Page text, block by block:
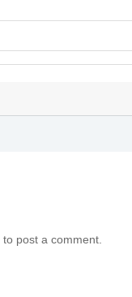
to post a comment.